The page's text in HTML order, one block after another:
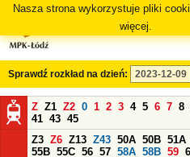
Nasza strona wykorzystuje pliki
więcej.
Sprawdź rozkład na dzień:
Z Z1 Z2 0 1 2 3 4 5 6 7 8
41 43 45
Z3 Z6 Z13 Z43 50A 50B 51A
55B 55C 56 57 58A 58B 59